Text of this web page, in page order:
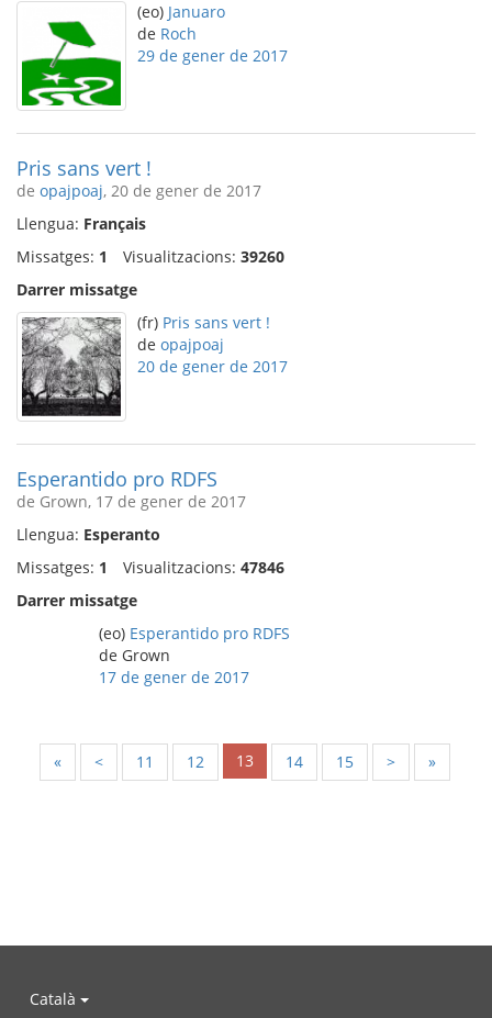
(eo) Januaro
de Roch
29 de gener de 2017
Pris sans vert !
de opajpoaj, 20 de gener de 2017
Llengua: Français
Missatges: 1 Visualitzacions: 39260
Darrer missatge
(fr) Pris sans vert !
de opajpoaj
20 de gener de 2017
Esperantido pro RDFS
de Grown, 17 de gener de 2017
Llengua: Esperanto
Missatges: 1 Visualitzacions: 47846
Darrer missatge
(eo) Esperantido pro RDFS
de Grown
17 de gener de 2017
« < 11 12 13 14 15 > »
Català